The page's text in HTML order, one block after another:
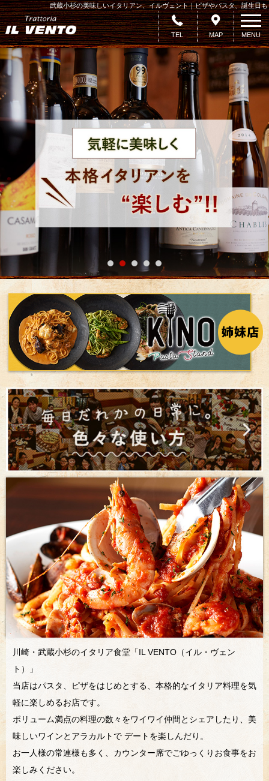
武蔵小杉の美味しいイタリアン、イルヴェント｜ピザやパスタ、誕生日も
TEL MAP MENU
川崎・武蔵小杉のイタリア食堂「IL VENTO（イル・ヴェン
ト）」
当店はパスタ、ピザをはじめとする、本格的なイタリア料理を気
軽に楽しめるお店です。
ボリューム満点の料理の数々をワイワイ仲間とシェアしたり、美
味しいワインとアラカルトで デートを楽しんだり。
お一人様の常連様も多く、カウンター席でごゆっくりお食事をお
楽しみください。